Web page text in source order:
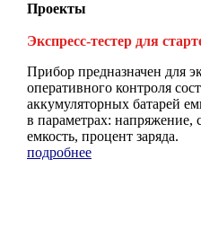
Проекты
Экспресс-тестер для
Прибор предназначен для
оперативного контроля
аккумуляторных батарей
в параметрах: напряжение,
емкость, процент заряда.
подробнее